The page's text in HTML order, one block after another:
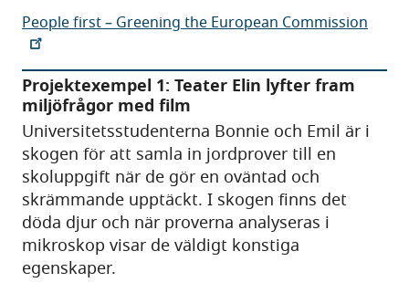
People first – Greening the European Commission
Projektexempel 1: Teater Elin lyfter fram
miljöfrågor med film
Universitetsstudenterna Bonnie och Emil är i
skogen för att samla in jordprover till en
skoluppgift när de gör en oväntad och
skrämmande upptäckt. I skogen finns det
döda djur och när proverna analyseras i
mikroskop visar de väldigt konstiga
egenskaper.